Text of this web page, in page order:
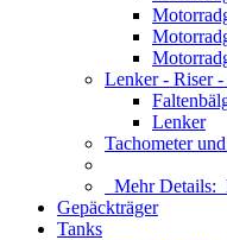
Lenker - Riser -
Lenker
Tachometer
Mehr Details:
Gepäckträger
Tanks